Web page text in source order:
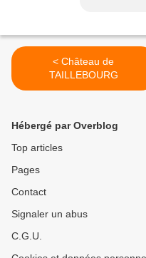
< Château de
TAILLEBOURG
Hébergé par Overblog
Top articles
Pages
Contact
Signaler un abus
C.G.U.